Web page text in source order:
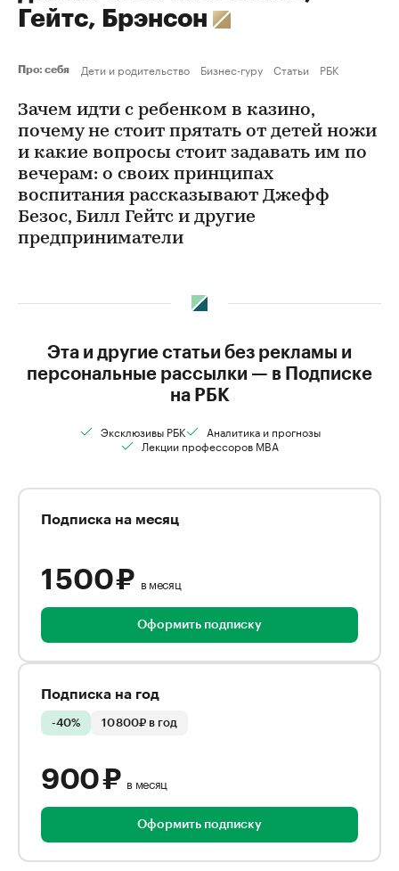
Гейтс, Брэнсон
Про: себя Дети и родительство Бизнес-гуру Статьи РБК
Зачем идти с ребенком в казино,
почему не стоит прятать от детей ножи
и какие вопросы стоит задавать им по
вечерам: о своих принципах
воспитания рассказывают Джефф
Безос, Билл Гейтс и другие
предприниматели
Эта и другие статьи без рекламы и
персональные рассылки — в Подписке
на РБК
Эксклюзивы РБК
Аналитика и прогнозы
Лекции профессоров MBA
Подписка на месяц
1 500 ₽ в месяц
Оформить подписку
Подписка на год
-40% 10 800₽ в год
900 ₽ в месяц
Оформить подписку